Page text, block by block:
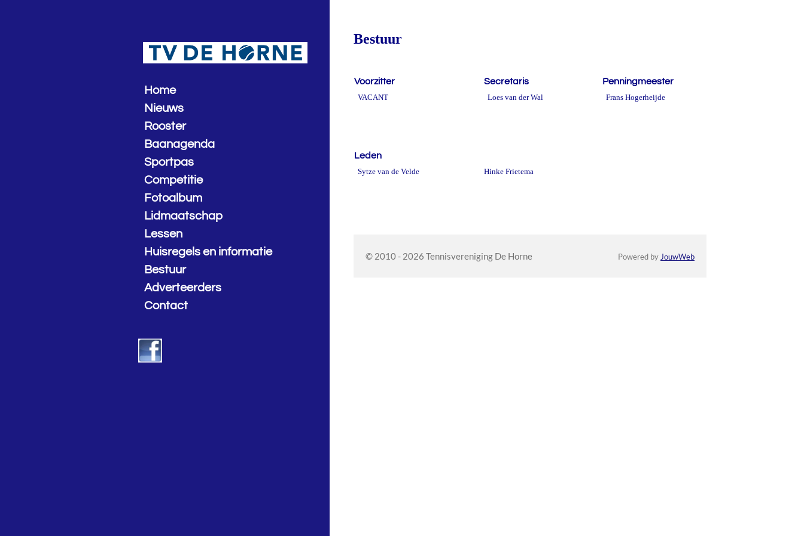
Bestuur
Voorzitter Secretaris Penningmeester
VACANT Loes van der Wal Frans Hogerheijde
Leden
Sytze van de Velde Hinke Frietema
© 2010 - 2026 Tennisvereniging De Horne Powered byJouwWeb
Home
Nieuws
Rooster
Baanagenda
Sportpas
Competitie
Fotoalbum
Lidmaatschap
Lessen
Huisregels en informatie
Bestuur
Adverteerders
Contact